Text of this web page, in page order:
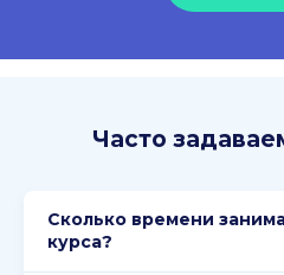
Часто
Сколько времени
курса?